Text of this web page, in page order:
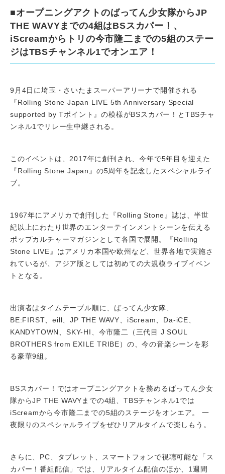
■オープニングアクトのばってん少女隊からJP
THE WAVYまでの4組はBSスカパー！、
iScreamからトリの今市隆二までの5組のステー
ジはTBSチャンネル1でオンエア！
9月4日に埼玉・さいたまスーパーアリーナで開催される
『Rolling Stone Japan LIVE 5th Anniversary Special
supported by Tポイント』の模様がBSスカパー！とTBSチャ
ンネル1でリレー生中継される。
このイベントは、2017年に創刊され、今年で5年目を迎えた
『Rolling Stone Japan』の5周年を記念したスペシャルライ
ブ。
1967年にアメリカで創刊した『Rolling Stone』誌は、半世
紀以上にわたり世界のエンターテインメントシーンを伝える
ポップカルチャーマガジンとして各国で展開。『Rolling
Stone LIVE』はアメリカ本国や欧州など、世界各地で実施さ
れているが、アジア版としては初めての大規模ライブイベン
トとなる。
出演者はタイムテーブル順に、ばってん少女隊、
BE:FIRST、eill、JP THE WAVY、iScream、Da-iCE、
KANDYTOWN、SKY-HI、今市隆二（三代目 J SOUL
BROTHERS from EXILE TRIBE）の、今の音楽シーンを彩
る豪華9組。
BSスカパー！ではオープニングアクトを務めるばってん少女
隊からJP THE WAVYまでの4組、TBSチャンネル1では
iScreamから今市隆二までの5組のステージをオンエア。 一
夜限りのスペシャルライブをぜひリアルタイムで楽しもう。
さらに、PC、タブレット、スマートフォンで視聴可能な「ス
カパー！番組配信」では、リアルタイム配信のほか、1週間